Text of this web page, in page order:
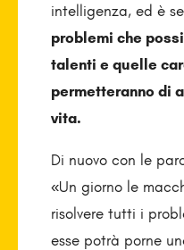
intelligenza, ed è
problemi che
talenti e quelle
permetteranno di
vita.
Di nuovo con le
«Un giorno le
risolvere tutti i
esse potrà porne